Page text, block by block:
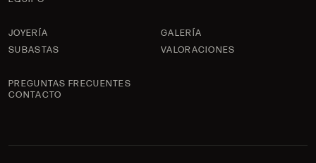
JOYERÍA
GALERÍA
SUBASTAS
VALORACIONES
PREGUNTAS FRECUENTES
CONTACTO